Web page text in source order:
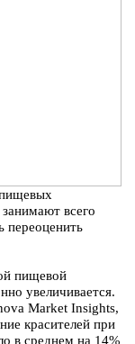
всего
переоценить
пищевой
увеличивается.
Market Insights,
красителей при
в среднем на 14%